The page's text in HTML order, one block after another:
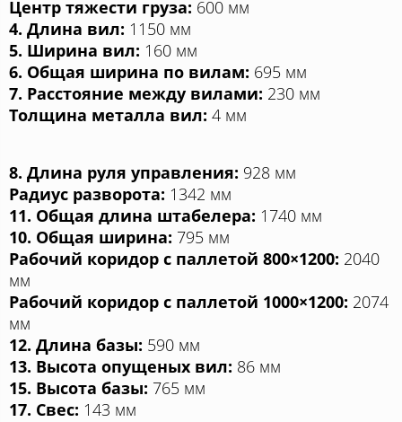
Центр тяжести груза: 600 мм
4. Длина вил: 1150 мм
5. Ширина вил: 160 мм
6. Общая ширина по вилам: 695 мм
7. Расстояние между вилами: 230 мм
Толщина металла вил: 4 мм
8. Длина руля управления: 928 мм
Радиус разворота: 1342 мм
11. Общая длина штабелера: 1740 мм
10. Общая ширина: 795 мм
Рабочий коридор с паллетой 800×1200: 2040
мм
Рабочий коридор с паллетой 1000×1200: 2074
мм
12. Длина базы: 590 мм
13. Высота опущеных вил: 86 мм
15. Высота базы: 765 мм
17. Cвес: 143 мм